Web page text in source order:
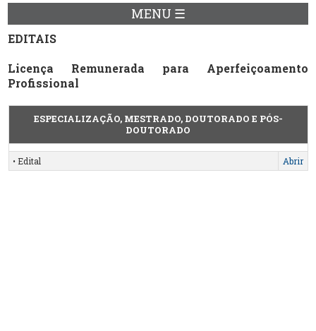
MENU ☰
EDITAIS
Licença Remunerada para Aperfeiçoamento
Profissional
ESPECIALIZAÇÃO, MESTRADO, DOUTORADO E PÓS-
DOUTORADO
• Edital Abrir